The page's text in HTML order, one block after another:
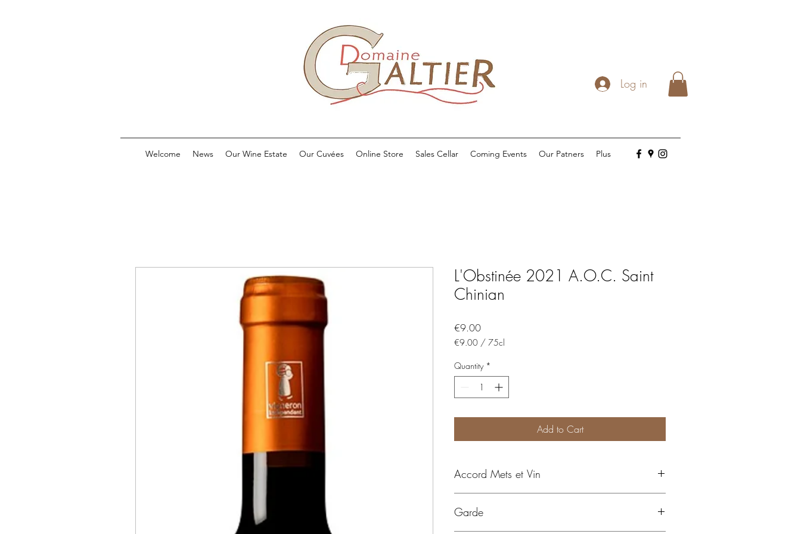
Log in
Welcome News Our Wine Estate Our Cuvées Online Store Sales Cellar Coming Events Our Patners Plus
L'Obstinée 2021 A.O.C. Saint
Chinian
€9.00Price
€9.00 / 75cl
per
75
Centiliters
Quantity *
Add to Cart
Accord Mets et Vin
Garde